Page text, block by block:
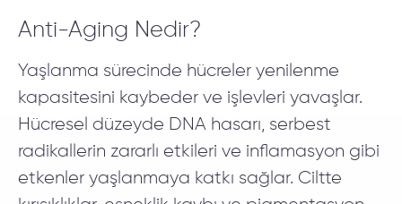
Anti-Aging Nedir?
Yaşlanma sürecinde hücreler yenilenme
kapasitesini kaybeder ve işlevleri yavaşlar.
Hücresel düzeyde DNA hasarı, serbest
radikallerin zararlı etkileri ve inflamasyon gibi
etkenler yaşlanmaya katkı sağlar. Ciltte